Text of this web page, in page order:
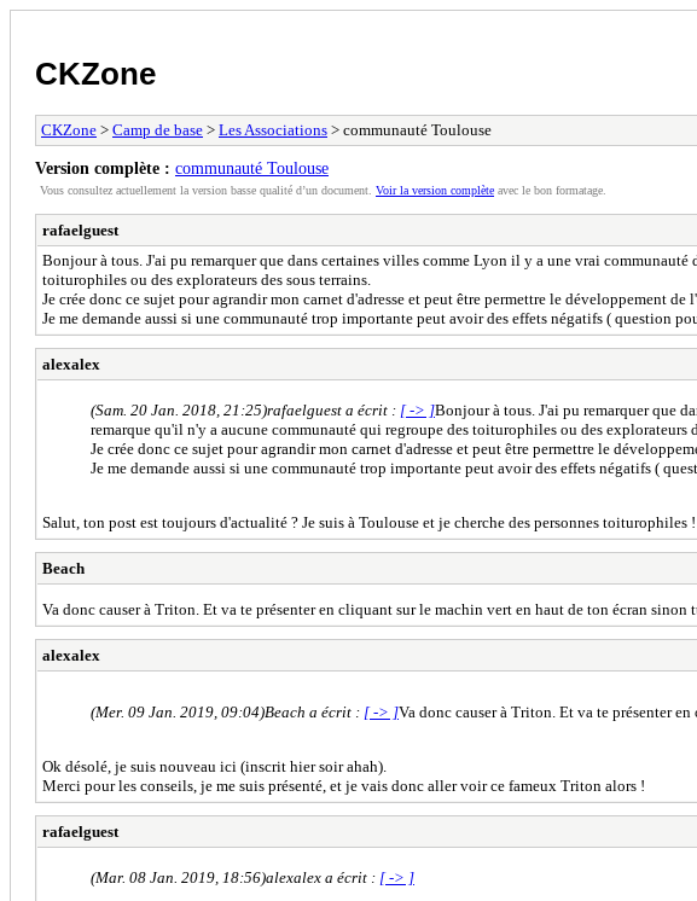
CKZone
CKZone > Camp de base > Les Associations > communauté Toulouse
Version complète : communauté Toulouse
Vous consultez actuellement la version basse qualité d’un document. Voir la version complète avec le bon formatage.
rafaelguest
Bonjour à tous. J'ai pu remarquer que dans certaines villes comme Lyon il y a une vrai
toiturophiles ou des explorateurs des sous terrains.
Je crée donc ce sujet pour agrandir mon carnet d'adresse et peut être permettre le développement
Je me demande aussi si une communauté trop importante peut avoir des effets négatifs ( question
alexalex
(Sam. 20 Jan. 2018, 21:25)rafaelguest a écrit : [ -> ]Bonjour à tous. J'ai pu remarquer que
remarque qu'il n'y a aucune communauté qui regroupe des toiturophiles ou des explorateurs
Je crée donc ce sujet pour agrandir mon carnet d'adresse et peut être permettre le
Je me demande aussi si une communauté trop importante peut avoir des effets négatifs (
Salut, ton post est toujours d'actualité ? Je suis à Toulouse et je cherche des personnes toiturophiles !
Beach
Va donc causer à Triton. Et va te présenter en cliquant sur le machin vert en haut de ton écran
alexalex
(Mer. 09 Jan. 2019, 09:04)Beach a écrit : [ -> ]Va donc causer à Triton. Et va te présenter
Ok désolé, je suis nouveau ici (inscrit hier soir ahah).
Merci pour les conseils, je me suis présenté, et je vais donc aller voir ce fameux Triton alors !
rafaelguest
(Mar. 08 Jan. 2019, 18:56)alexalex a écrit : [ -> ]